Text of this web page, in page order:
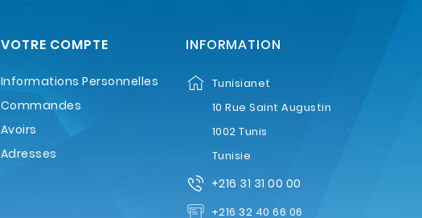
VOTRE COMPTE
Informations Personnelles
Commandes
Avoirs
Adresses
INFORMATION
Tunisianet
10 Rue Saint Augustin
1002 Tunis
Tunisie
+216 31 31 00 00
+216 32 40 66 06